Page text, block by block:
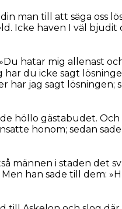
man till att säga oss
Icke haven I väl bjudit
hatar mig allenast
du icke sagt
har jag sagt lösningen;
höllo gästabudet. Och
honom; sedan
männen i staden det
han sade till dem: